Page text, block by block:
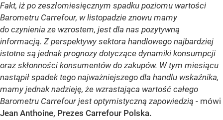
Fakt, iż po zeszłomiesięcznym spadku poziomu wartości
Barometru Carrefour, w listopadzie znowu mamy
do czynienia ze wzrostem, jest dla nas pozytywną
informacją. Z perspektywy sektora handlowego najbardziej
istotne są jednak prognozy dotyczące dynamiki konsumpcji
oraz skłonności konsumentów do zakupów. W tym miesiącu
nastąpił spadek tego najważniejszego dla handlu wskaźnika,
mamy jednak nadzieję, że wzrastająca wartość całego
Barometru Carrefour jest optymistyczną zapowiedzią - mówi
Jean Anthoine, Prezes Carrefour Polska.